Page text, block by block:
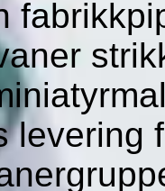
levering